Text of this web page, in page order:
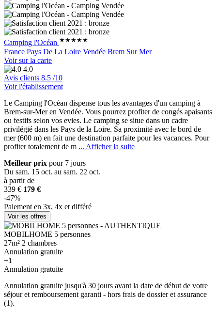
Camping l'Océan ★★★★★
France Pays De La Loire Vendée Brem Sur Mer
Voir sur la carte
4.0
Avis clients 8.5 /10
Voir l'établissement
Le Camping l'Océan dispense tous les avantages d'un camping à
Brem-sur-Mer en Vendée. Vous pourrez profiter de congés apaisants
ou festifs selon vos evies. Le camping se situe dans un cadre
privilégié dans les Pays de la Loire. Sa proximité avec le bord de
mer (600 m) en fait une destination parfaite pour les vacances. Pour
profiter totalement de m ... Afficher la suite
Meilleur prix pour 7 jours
Du sam. 15 oct. au sam. 22 oct.
à partir de
339 € 179 €
-47%
Paiement en 3x, 4x et différé
Voir les offres
MOBILHOME 5 personnes
27m² 2 chambres
Annulation gratuite
+1
Annulation gratuite
Annulation gratuite jusqu'à 30 jours avant la date de début de votre
séjour et remboursement garanti - hors frais de dossier et assurance
(1).